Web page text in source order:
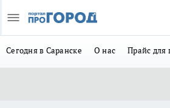
Сегодня в Саранске О нас Прайс для